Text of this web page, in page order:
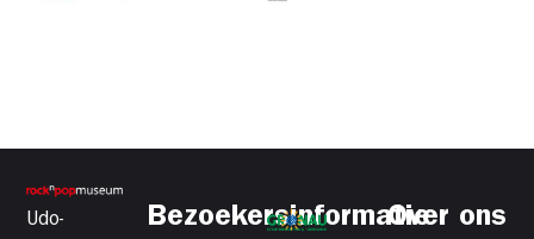
Udo-
BezoekersinformatieOver ons